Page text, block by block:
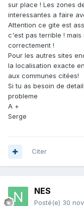
sur place ! Les zones
interessantes a faire
Attention ce gite est
c'est pas terrible !
correctement !
Pour les autres sites
la localisation exacte
aux communes citées!
Si tu as besoin de
probleme
A +
Serge
Citer
NES
Posté(e) 30